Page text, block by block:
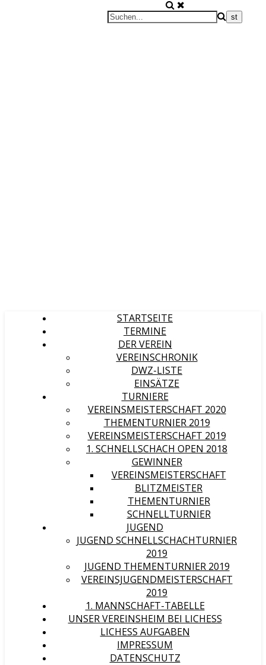
STARTSEITE
TERMINE
DER VEREIN
VEREINSCHRONIK
DWZ-LISTE
EINSÄTZE
TURNIERE
VEREINSMEISTERSCHAFT 2020
THEMENTURNIER 2019
VEREINSMEISTERSCHAFT 2019
1. SCHNELLSCHACH OPEN 2018
GEWINNER
VEREINSMEISTERSCHAFT
BLITZMEISTER
THEMENTURNIER
SCHNELLTURNIER
JUGEND
JUGEND SCHNELLSCHACHTURNIER
2019
JUGEND THEMENTURNIER 2019
VEREINSJUGENDMEISTERSCHAFT
2019
1. MANNSCHAFT-TABELLE
UNSER VEREINSHEIM BEI LICHESS
LICHESS AUFGABEN
IMPRESSUM
DATENSCHUTZ